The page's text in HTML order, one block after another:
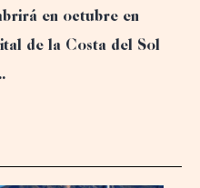
en octubre en
de la Costa del Sol